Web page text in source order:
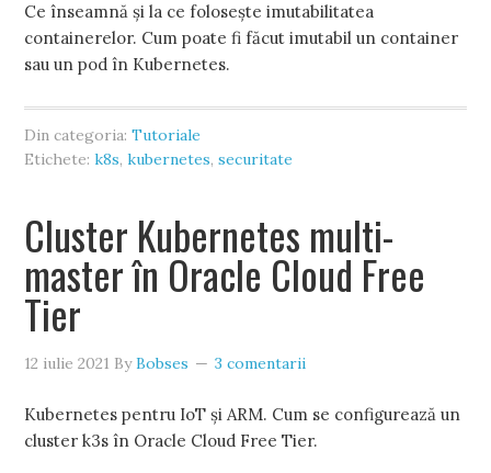
Ce înseamnă și la ce folosește imutabilitatea
containerelor. Cum poate fi făcut imutabil un container
sau un pod în Kubernetes.
Din categoria:Tutoriale
Etichete:k8s,kubernetes,securitate
Cluster Kubernetes multi-
master în Oracle Cloud Free
Tier
12 iulie 2021 ByBobses 3 comentarii
Kubernetes pentru IoT și ARM. Cum se configurează un
cluster k3s în Oracle Cloud Free Tier.